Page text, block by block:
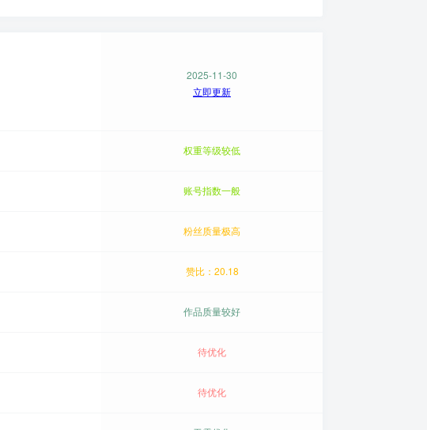
2025-11-30
立即更新
权重等级较低
账号指数一般
粉丝质量极高
赞比：20.18
作品质量较好
待优化
待优化